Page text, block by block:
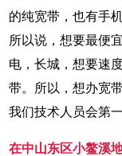
的纯宽带，也有手
所以说，想要最便
电，长城，想要速
带。所以，想办宽
我们技术人员会第
在中山东区小鳌溪